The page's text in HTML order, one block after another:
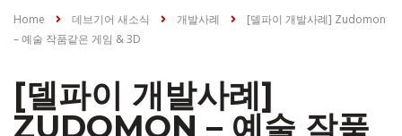
Home 데브기어 새소식 개발사례
[델파이 개발사례] Zudomon
– 예술 작품같은 게임 & 3D
[델파이 개발사례]
ZUDOMON – 예술 작품